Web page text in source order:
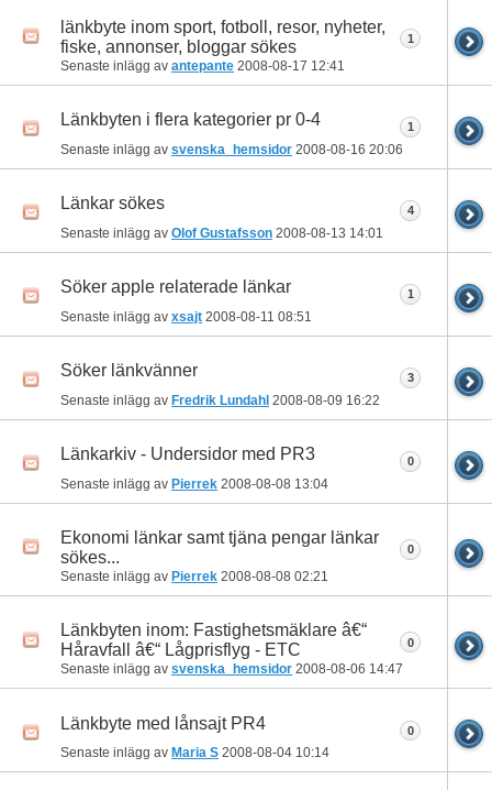
länkbyte inom sport, fotboll, resor, nyheter,
fiske, annonser, bloggar sökes
Senaste inlägg av antepante 2008-08-17 12:41
1
Länkbyten i flera kategorier pr 0-4
Senaste inlägg av svenska_hemsidor 2008-08-16 20:06
1
Länkar sökes
Senaste inlägg av Olof Gustafsson 2008-08-13 14:01
4
Söker apple relaterade länkar
Senaste inlägg av xsajt 2008-08-11 08:51
1
Söker länkvänner
Senaste inlägg av Fredrik Lundahl 2008-08-09 16:22
3
Länkarkiv - Undersidor med PR3
Senaste inlägg av Pierrek 2008-08-08 13:04
0
Ekonomi länkar samt tjäna pengar länkar
sökes...
Senaste inlägg av Pierrek 2008-08-08 02:21
0
Länkbyten inom: Fastighetsmäklare â€“
Håravfall â€“ Lågprisflyg - ETC
Senaste inlägg av svenska_hemsidor 2008-08-06 14:47
0
Länkbyte med lånsajt PR4
Senaste inlägg av Maria S 2008-08-04 10:14
0